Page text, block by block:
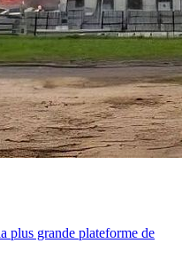
plus grande plateforme de